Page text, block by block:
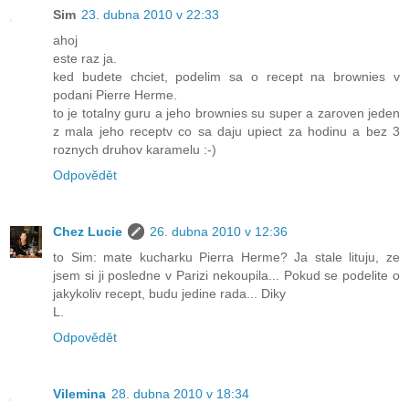
Sim 23. dubna 2010 v 22:33
ahoj
este raz ja.
ked budete chciet, podelim sa o recept na brownies v
podani Pierre Herme.
to je totalny guru a jeho brownies su super a zaroven jeden
z mala jeho receptv co sa daju upiect za hodinu a bez 3
roznych druhov karamelu :-)
Odpovědět
Chez Lucie
26. dubna 2010 v 12:36
to Sim: mate kucharku Pierra Herme? Ja stale lituju, ze
jsem si ji posledne v Parizi nekoupila... Pokud se podelite o
jakykoliv recept, budu jedine rada... Diky
L.
Odpovědět
Vilemina 28. dubna 2010 v 18:34